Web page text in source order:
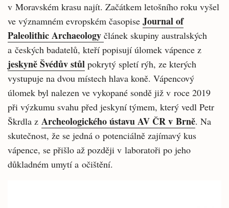
v Moravském krasu najít. Začátkem letošního roku vyšel
ve významném evropském časopise Journal of
Paleolithic Archaeology článek skupiny australských
a českých badatelů, kteří popisují úlomek vápence z
jeskyně Švédův stůl pokrytý spletí rýh, ze kterých
vystupuje na dvou místech hlava koně. Vápencový
úlomek byl nalezen ve vykopané sondě již v roce 2019
při výzkumu svahu před jeskyní týmem, který vedl Petr
Škrdla z Archeologického ústavu AV ČR v Brně. Na
skutečnost, že se jedná o potenciálně zajímavý kus
vápence, se přišlo až později v laboratoři po jeho
důkladném umytí a očištění.